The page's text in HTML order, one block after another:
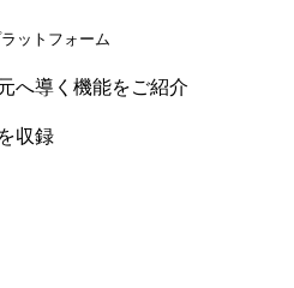
ットフォーム
へ導く機能をご紹介
収録